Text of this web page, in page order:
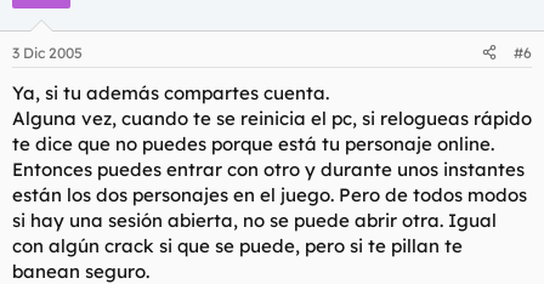
3 Dic 2005 #6
Ya, si tu además compartes cuenta.
Alguna vez, cuando te se reinicia el pc, si relogueas rápido
te dice que no puedes porque está tu personaje online.
Entonces puedes entrar con otro y durante unos instantes
están los dos personajes en el juego. Pero de todos modos
si hay una sesión abierta, no se puede abrir otra. Igual
con algún crack si que se puede, pero si te pillan te
banean seguro.